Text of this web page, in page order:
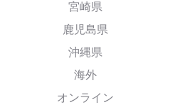
宮崎県
鹿児島県
沖縄県
海外
オンライン